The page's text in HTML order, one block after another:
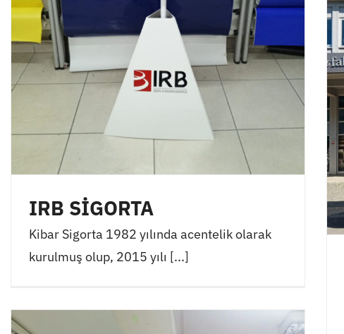
IRB SİGORTA
Kibar Sigorta 1982 yılında acentelik olarak
kurulmuş olup, 2015 yılı [...]